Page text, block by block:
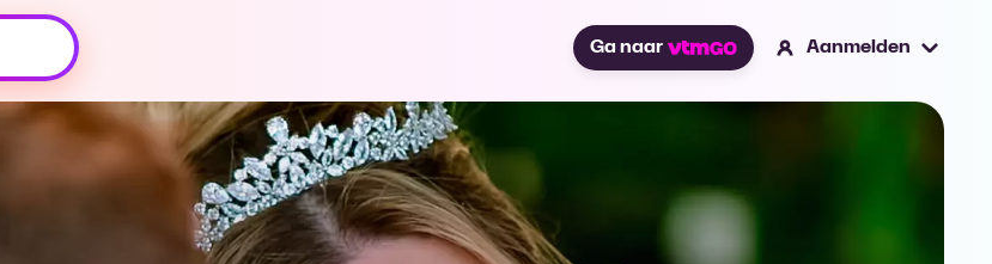
Oeps, browser niet ondersteund
Voor je onze programma's gaat ontdekken,
best je browser updaten of hieronder één
van de ondersteunde browsers
downloaden.
Download
Ga naar Aanmelden